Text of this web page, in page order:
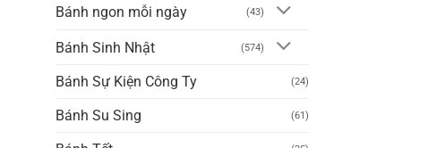
Bánh ngon mỗi ngày (43)
Bánh Sinh Nhật (574)
Bánh Sự Kiện Công Ty (24)
Bánh Su Sing (61)